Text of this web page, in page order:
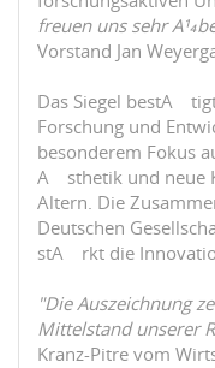
freuen uns sehr
Vorstand Jan
Das Siegel
Forschung und
besonderem Fokus
Ã„sthetik und neue
Altern. Die
Deutschen
stÃ¤rkt die
"Die Auszeichnung
Mittelstand unserer
Kranz-Pitre vom